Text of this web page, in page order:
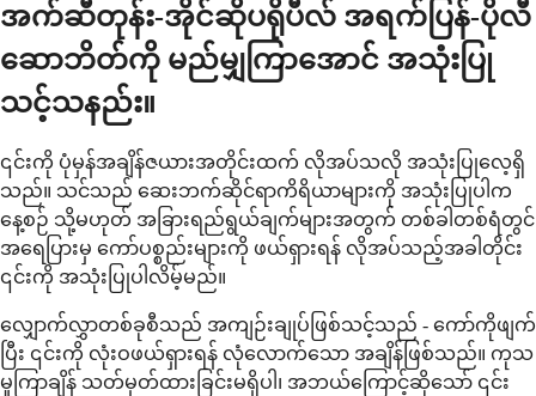
အက်ဆီတုန်း-အိုင်ဆိုပရိုပီလ် အရက်ပြန်-ပိုလီ
ဆောဘိတ်ကို မည်မျှကြာအောင် အသုံးပြု
သင့်သနည်း။
၎င်းကို ပုံမှန်အချိန်ဇယားအတိုင်းထက် လိုအပ်သလို အသုံးပြုလေ့ရှိ
သည်။ သင်သည် ဆေးဘက်ဆိုင်ရာကိရိယာများကို အသုံးပြုပါက
နေ့စဉ် သို့မဟုတ် အခြားရည်ရွယ်ချက်များအတွက် တစ်ခါတစ်ရံတွင်
အရေပြားမှ ကော်ပစ္စည်းများကို ဖယ်ရှားရန် လိုအပ်သည့်အခါတိုင်း
၎င်းကို အသုံးပြုပါလိမ့်မည်။
လျှောက်လွှာတစ်ခုစီသည် အကျဉ်းချုပ်ဖြစ်သင့်သည် - ကော်ကိုဖျက်
ပြီး ၎င်းကို လုံးဝဖယ်ရှားရန် လုံလောက်သော အချိန်ဖြစ်သည်။ ကုသ
မှုကြာချိန် သတ်မှတ်ထားခြင်းမရှိပါ၊ အဘယ်ကြောင့်ဆိုသော် ၎င်း